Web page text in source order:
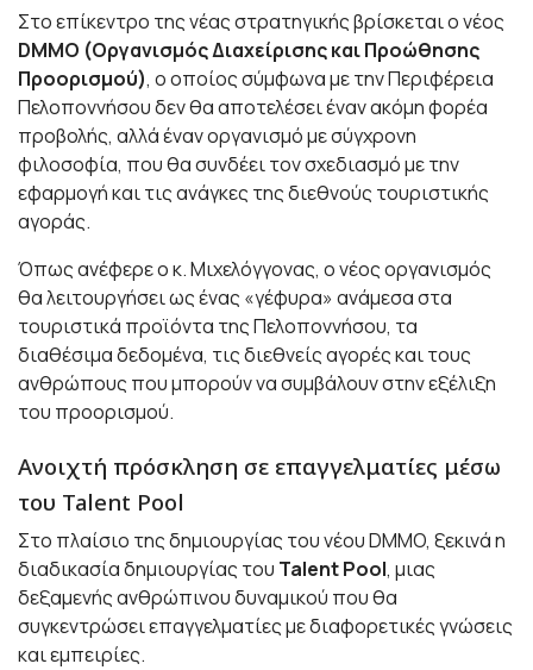
Στο επίκεντρο της νέας στρατηγικής βρίσκεται ο νέος
DMMO (Οργανισμός Διαχείρισης και Προώθησης
Προορισμού), ο οποίος σύμφωνα με την Περιφέρεια
Πελοποννήσου δεν θα αποτελέσει έναν ακόμη φορέα
προβολής, αλλά έναν οργανισμό με σύγχρονη
φιλοσοφία, που θα συνδέει τον σχεδιασμό με την
εφαρμογή και τις ανάγκες της διεθνούς τουριστικής
αγοράς.
Όπως ανέφερε ο κ. Μιχελόγγονας, ο νέος οργανισμός
θα λειτουργήσει ως ένας «γέφυρα» ανάμεσα στα
τουριστικά προϊόντα της Πελοποννήσου, τα
διαθέσιμα δεδομένα, τις διεθνείς αγορές και τους
ανθρώπους που μπορούν να συμβάλουν στην εξέλιξη
του προορισμού.
Ανοιχτή πρόσκληση σε επαγγελματίες μέσω
του Talent Pool
Στο πλαίσιο της δημιουργίας του νέου DMMO, ξεκινά η
διαδικασία δημιουργίας του Talent Pool, μιας
δεξαμενής ανθρώπινου δυναμικού που θα
συγκεντρώσει επαγγελματίες με διαφορετικές γνώσεις
και εμπειρίες.